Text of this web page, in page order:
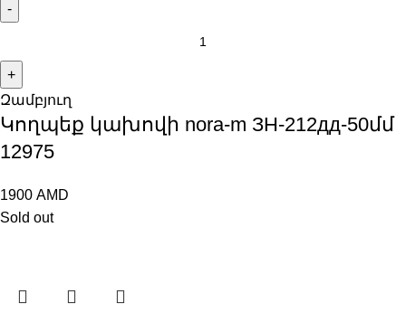
Զամբյուղ
Կողպեք կախովի nora-m ЗН-212дд-50մմ
12975
1900 AMD
Sold out